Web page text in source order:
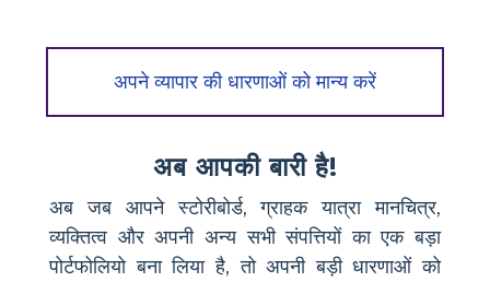
अपने व्यापार की धारणाओं को मान्य करें
अब आपकी बारी है!
अब जब आपने स्टोरीबोर्ड, ग्राहक यात्रा मानचित्र,
व्यक्तित्व और अपनी अन्य सभी संपत्तियों का एक बड़ा
पोर्टफोलियो बना लिया है, तो अपनी बड़ी धारणाओं को